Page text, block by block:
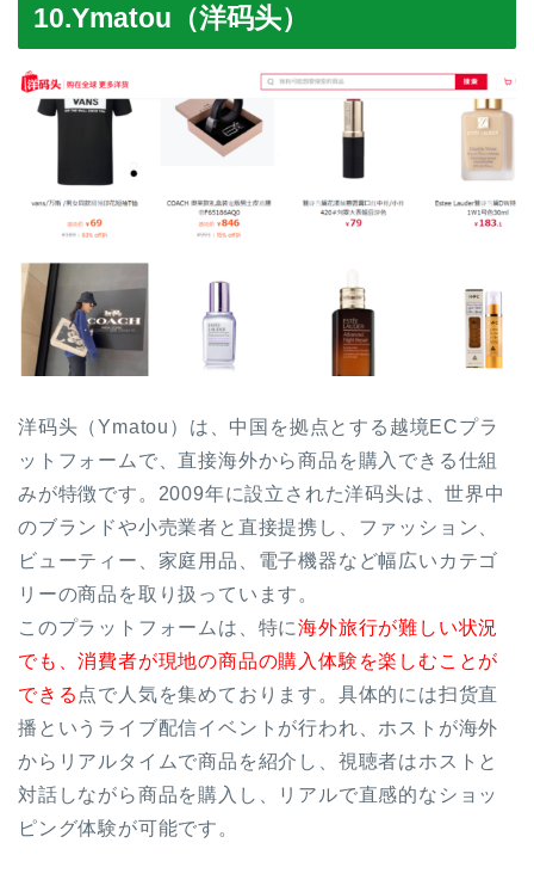
10.Ymatou（洋码头）
洋码头（Ymatou）は、中国を拠点とする越境ECプラ
ットフォームで、直接海外から商品を購入できる仕組
みが特徴です。2009年に設立された洋码头は、世界中
のブランドや小売業者と直接提携し、ファッション、
ビューティー、家庭用品、電子機器など幅広いカテゴ
リーの商品を取り扱っています。
このプラットフォームは、特に海外旅行が難しい状況
でも、消費者が現地の商品の購入体験を楽しむことが
できる 点で人気を集めております。具体的には扫货直
播というライブ配信イベントが行われ、ホストが海外
からリアルタイムで商品を紹介し、視聴者はホストと
対話しながら商品を購入し、リアルで直感的なショッ
ピング体験が可能です。